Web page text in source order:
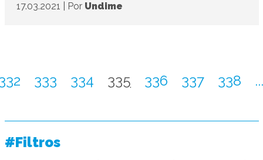
17.03.2021 Por Undime
333 334 335 336 337 338 ...
#Filtros